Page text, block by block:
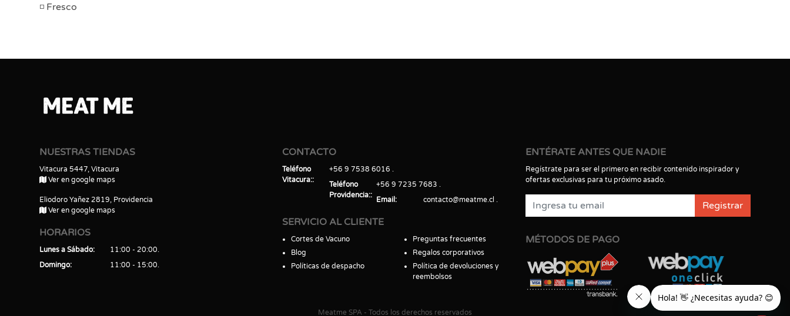
Fresco
NUESTRAS TIENDAS
Vitacura 5447, Vitacura
Ver en google maps
Eliodoro Yañez 2819, Providencia
Ver en google maps
HORARIOS
Lunes a Sábado
11:00 - 20:00
Domingo
11:00 - 15:00
CONTACTO
Teléfono
Vitacura:
+56 9 7538 6016
Teléfono
Providencia:
+56 9 7235 7683
Email
contacto@meatme.cl
SERVICIO AL CLIENTE
Cortes de Vacuno
Blog
Políticas de despacho
Preguntas frecuentes
Regalos corporativos
Política de devoluciones y
reembolsos
ENTÉRATE ANTES QUE NADIE
Regístrate para ser el primero en recibir contenido inspirador y
ofertas exclusivas para tu próximo asado.
Registrar
MÉTODOS DE PAGO
Meatme SPA - Todos los derechos reservados